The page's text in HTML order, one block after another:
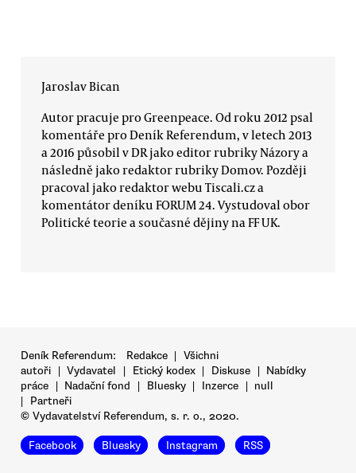
Jaroslav Bican
Autor pracuje pro Greenpeace. Od roku 2012 psal
komentáře pro Deník Referendum, v letech 2013
a 2016 působil v DR jako editor rubriky Názory a
následně jako redaktor rubriky Domov. Později
pracoval jako redaktor webu Tiscali.cz a
komentátor deníku FORUM 24. Vystudoval obor
Politické teorie a současné dějiny na FF UK.
Deník Referendum: Redakce | Všichni
autoři | Vydavatel | Etický kodex | Diskuse | Nabídky
práce | Nadační fond | Bluesky | Inzerce | null
|
Partneři
© Vydavatelství Referendum, s. r. o., 2020.
Facebook Bluesky Instagram RSS